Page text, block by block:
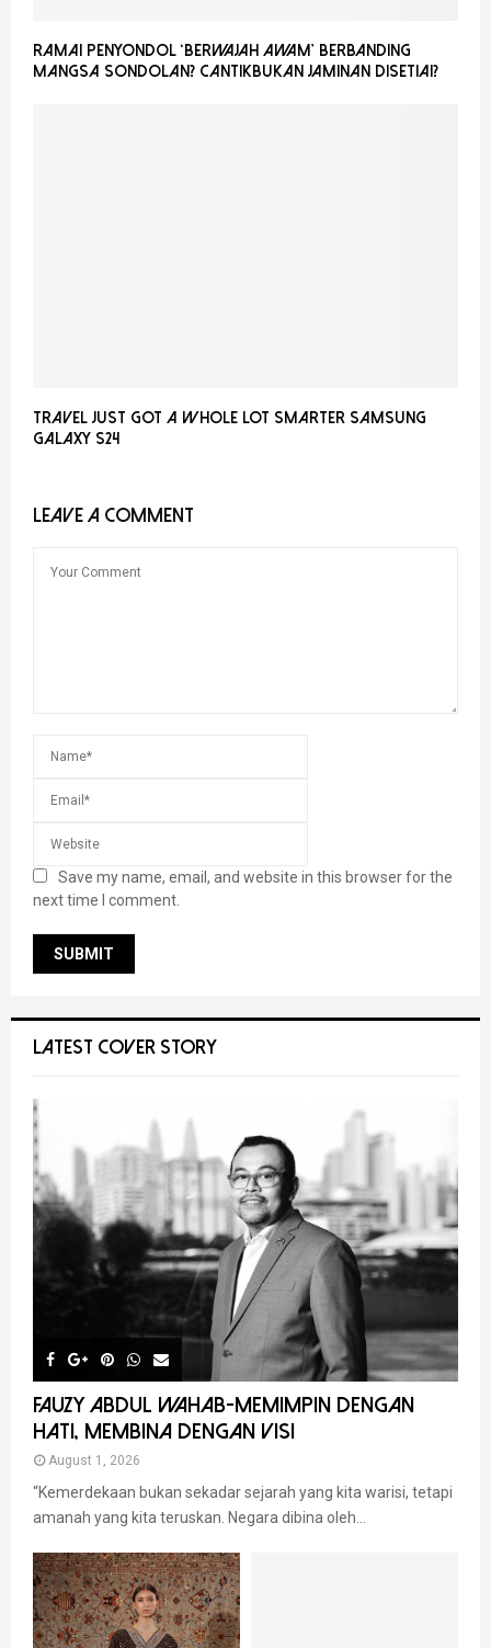
Ramai Penyondol ‘Berwajah Awam’ Berbanding
Mangsa Sondolan? CantikBukan Jaminan Disetiai?
Travel Just Got a Whole Lot Smarter Samsung
Galaxy S24
LEAVE A COMMENT
Save my name, email, and website in this browser for the
next time I comment.
LATEST COVER STORY
FAUZY ABDUL WAHAB-MEMIMPIN DENGAN
HATI, MEMBINA DENGAN VISI
August 1, 2026
“Kemerdekaan bukan sekadar sejarah yang kita warisi, tetapi
amanah yang kita teruskan. Negara dibina oleh...